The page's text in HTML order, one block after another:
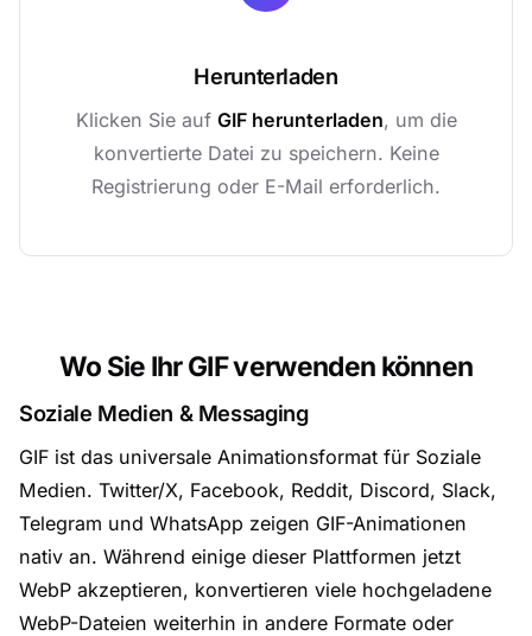
Herunterladen
Klicken Sie auf GIF herunterladen, um die
konvertierte Datei zu speichern. Keine
Registrierung oder E-Mail erforderlich.
Wo Sie Ihr GIF verwenden können
Soziale Medien & Messaging
GIF ist das universale Animationsformat für Soziale
Medien. Twitter/X, Facebook, Reddit, Discord, Slack,
Telegram und WhatsApp zeigen GIF-Animationen
nativ an. Während einige dieser Plattformen jetzt
WebP akzeptieren, konvertieren viele hochgeladene
WebP-Dateien weiterhin in andere Formate oder